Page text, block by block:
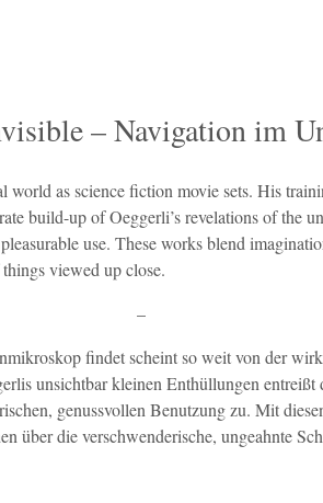
– Navigation im
world as science fiction movie sets. His
build-up of Oeggerli’s revelations of the
use. These works blend
viewed up close.
–
findet scheint so weit von der
unsichtbar kleinen Enthüllungen
genussvollen Benutzung zu. Mit
über die verschwenderische, ungeahnte